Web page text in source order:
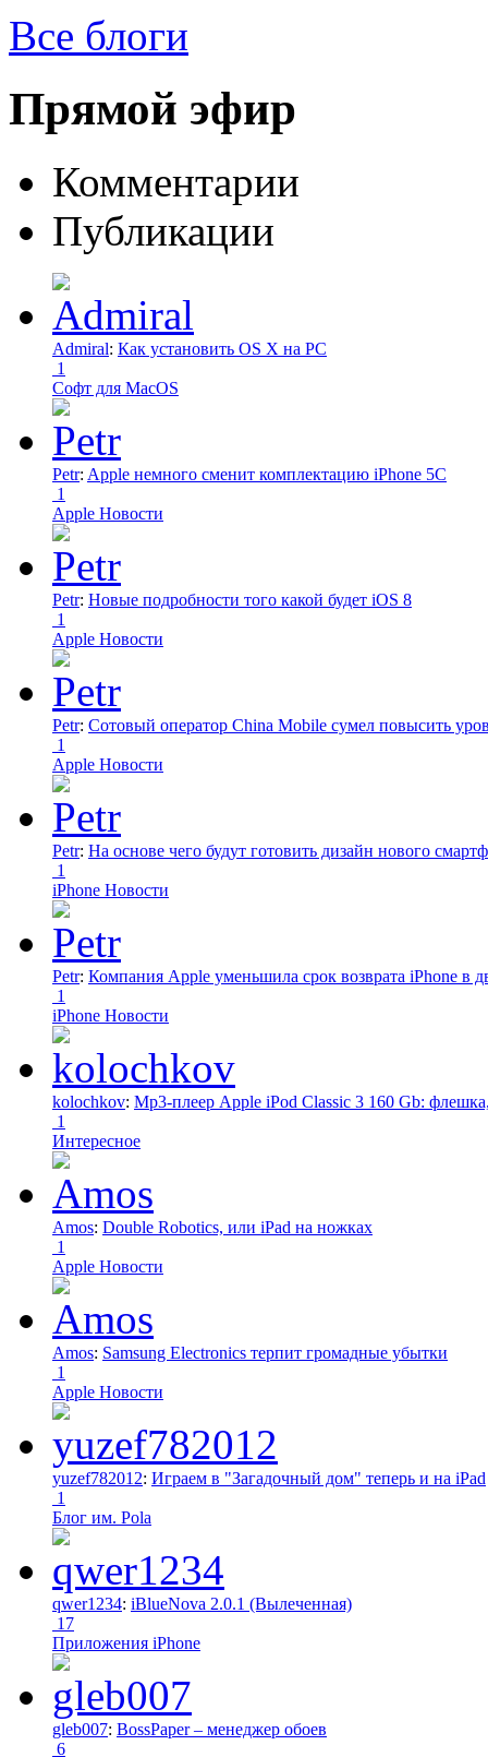
Все блоги
Прямой эфир
Комментарии
Публикации
Admiral: Как установить OS X на PC
1
Софт для MacOS
Petr: Apple немного сменит комплектацию iPhone 5C
1
Apple Новости
Petr: Новые подробности того какой будет iOS 8
1
Apple Новости
Petr: Сотовый оператор China Mobile сумел повысить
1
Apple Новости
Petr: На основе чего будут готовить дизайн нового
1
iPhone Новости
Petr: Компания Apple уменьшила срок возврата iPhone в
1
iPhone Новости
kolochkov: Mp3-плеер Apple iPod Classic 3 160 Gb:
1
Интересное
Amos: Double Robotics, или iPad на ножках
1
Apple Новости
Amos: Samsung Electronics терпит громадные убытки
1
Apple Новости
yuzef782012: Играем в "Загадочный дом" теперь и на iPad
1
Блог им. Pola
qwer1234: iBlueNova 2.0.1 (Вылеченная)
17
Приложения iPhone
gleb007: BossPaper – менеджер обоев
6